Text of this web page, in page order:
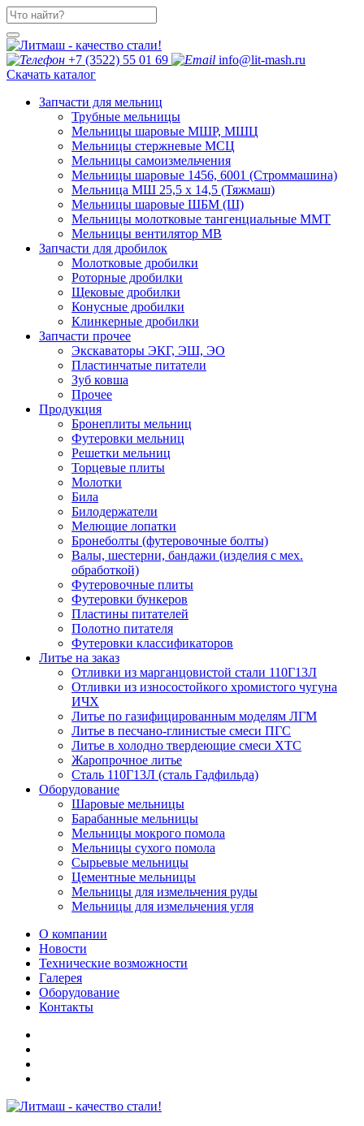
+7 (3522) 55 01 69
info@lit-mash.ru
Скачать каталог
Запчасти для мельниц
Трубные мельницы
Мельницы шаровые МШР, МШЦ
Мельницы стержневые МСЦ
Мельницы самоизмельчения
Мельницы шаровые 1456, 6001 (Строммашина)
Мельница МШ 25,5 х 14,5 (Тяжмаш)
Мельницы шаровые ШБМ (Ш)
Мельницы молотковые тангенциальные ММТ
Мельницы вентилятор МВ
Запчасти для дробилок
Молотковые дробилки
Роторные дробилки
Щековые дробилки
Конусные дробилки
Клинкерные дробилки
Запчасти прочее
Экскаваторы ЭКГ, ЭШ, ЭО
Пластинчатые питатели
Зуб ковша
Прочее
Продукция
Бронеплиты мельниц
Футеровки мельниц
Решетки мельниц
Торцевые плиты
Молотки
Била
Билодержатели
Мелющие лопатки
Бронеболты (футеровочные болты)
Валы, шестерни, бандажи (изделия с мех.
обработкой)
Футеровочные плиты
Футеровки бункеров
Пластины питателей
Полотно питателя
Футеровки классификаторов
Литье на заказ
Отливки из марганцовистой стали 110Г13Л
Отливки из износостойкого хромистого чугуна
ИЧХ
Литье по газифицированным моделям ЛГМ
Литье в песчано-глинистые смеси ПГС
Литье в холодно твердеющие смеси ХТС
Жаропрочное литье
Сталь 110Г13Л (сталь Гадфильда)
Оборудование
Шаровые мельницы
Барабанные мельницы
Мельницы мокрого помола
Мельницы сухого помола
Сырьевые мельницы
Цементные мельницы
Мельницы для измельчения руды
Мельницы для измельчения угля
О компании
Новости
Технические возможности
Галерея
Оборудование
Контакты